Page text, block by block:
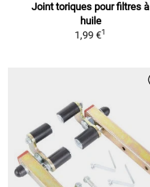
Joint toriques pour filtres à
huile
1,99 €1